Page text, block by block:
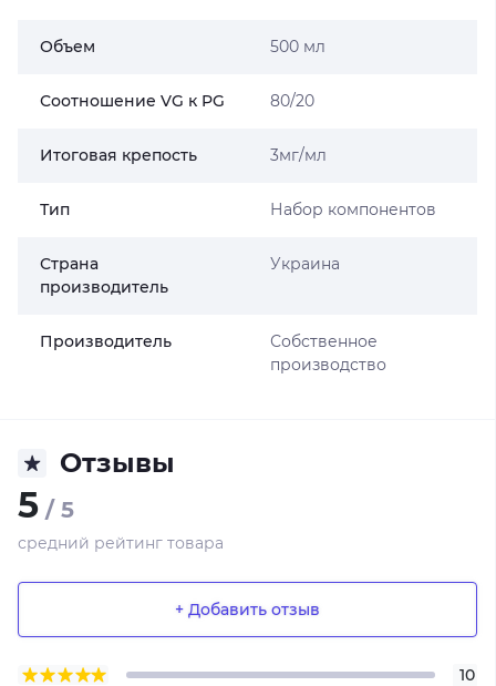
Объем 500 мл
Соотношение VG к PG 80/20
Итоговая крепость 3мг/мл
Тип Набор компонентов
Страна
производитель
Украина
Производитель
Собственное
производство
Отзывы
5 / 5
средний рейтинг товара
+ Добавить отзыв
10